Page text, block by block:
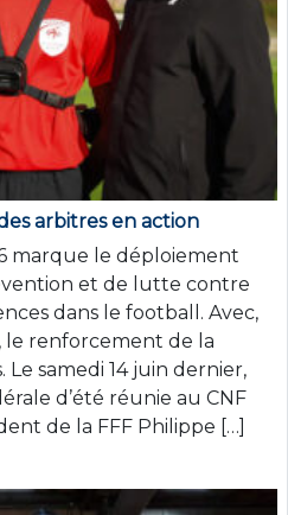
arbitres en action
marque le déploiement
et de lutte contre
dans le football. Avec,
renforcement de la
samedi 14 juin dernier,
d’été réunie au CNF
de la FFF Philippe […]